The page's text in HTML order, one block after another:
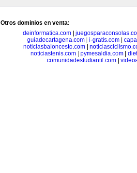
Otros dominios en venta:
deinformatica.com
guiadecartagena.com| i-gratis.com|
noticiasbaloncesto.com
noticiastenis.com
pymesaldia.com
comunidadestudiantil.com